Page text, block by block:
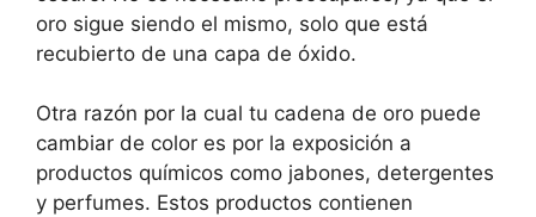
oro sigue siendo el mismo, solo que está
recubierto de una capa de óxido.
Otra razón por la cual tu cadena de oro puede
cambiar de color es por la exposición a
productos químicos como jabones, detergentes
y perfumes. Estos productos contienen